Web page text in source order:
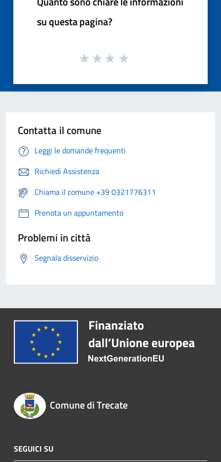
su questa pagina?
Contatta il comune
Leggi le domande frequenti
Richiedi Assistenza
Chiama il comune +39 0321776311
Prenota un appuntamento
Problemi in città
Segnala disservizio
Comune di Trecate
SEGUICI SU